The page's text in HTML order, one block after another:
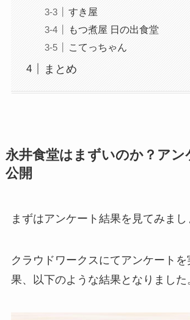
すき屋
もつ煮屋 日の出食堂
こてっちゃん
まとめ
永井食堂はまずいのか？アン
公開
まずはアンケート結果を見てみまし
クラウドワークスにてアンケート
果、以下のような結果となりました